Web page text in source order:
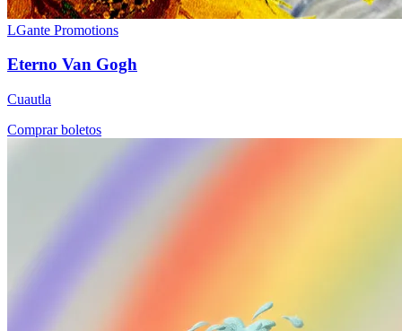
LGante Promotions
Eterno Van Gogh
Cuautla
Comprar boletos